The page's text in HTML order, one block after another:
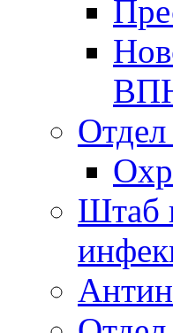
Отдел
Штаб